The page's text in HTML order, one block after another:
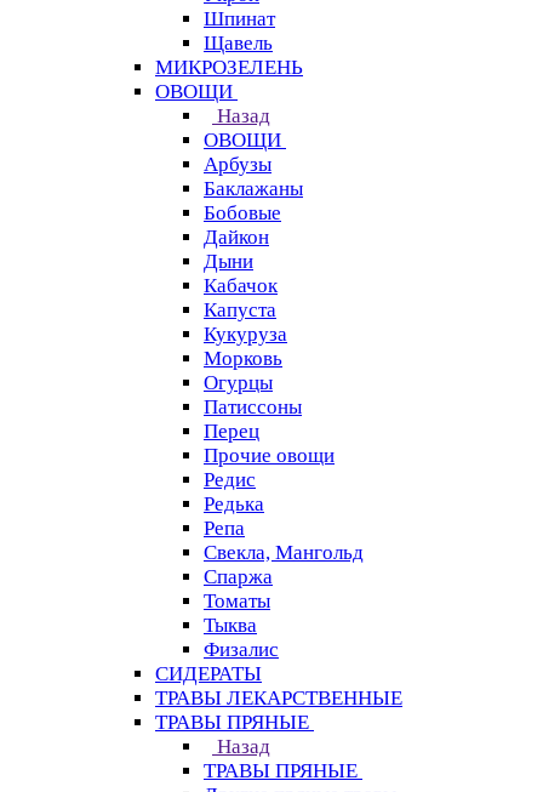
Шпинат
Щавель
МИКРОЗЕЛЕНЬ
ОВОЩИ
Назад
ОВОЩИ
Арбузы
Баклажаны
Бобовые
Дайкон
Дыни
Кабачок
Капуста
Кукуруза
Морковь
Огурцы
Патиссоны
Перец
Прочие овощи
Редис
Редька
Репа
Свекла, Мангольд
Спаржа
Томаты
Тыква
Физалис
СИДЕРАТЫ
ТРАВЫ ЛЕКАРСТВЕННЫЕ
ТРАВЫ ПРЯНЫЕ
Назад
ТРАВЫ ПРЯНЫЕ